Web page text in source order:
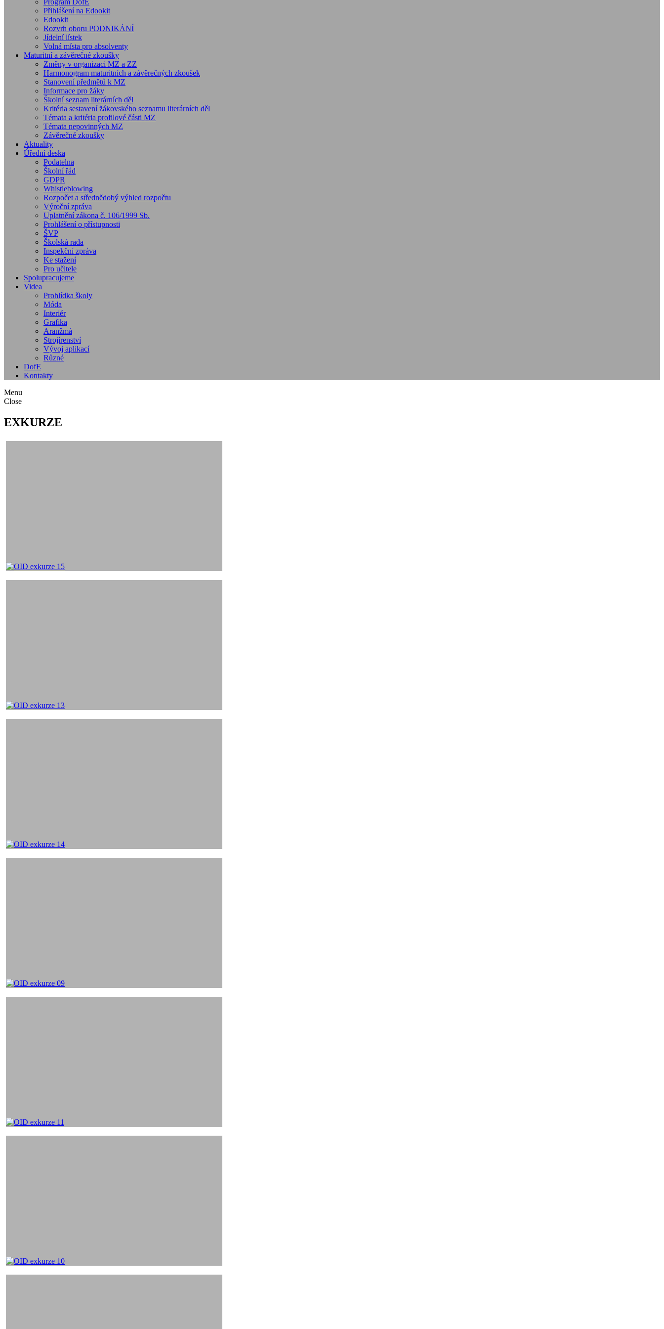
Program DofE
Přihlášení na Edookit
Edookit
Rozvrh oboru PODNIKÁNÍ
Jídelní lístek
Volná místa pro absolventy
Maturitní a závěrečné zkoušky
Změny v organizaci MZ a ZZ
Harmonogram maturitních a závěrečných zkoušek
Stanovení předmětů k MZ
Informace pro žáky
Školní seznam literárních děl
Kritéria sestavení žákovského seznamu literárních děl
Témata a kritéria profilové části MZ
Témata nepovinných MZ
Závěrečné zkoušky
Aktuality
Úřední deska
Podatelna
Školní řád
GDPR
Whistleblowing
Rozpočet a střednědobý výhled rozpočtu
Výroční zpráva
Uplatnění zákona č. 106/1999 Sb.
Prohlášení o přístupnosti
ŠVP
Školská rada
Inspekční zpráva
Ke stažení
Pro učitele
Spolupracujeme
Videa
Prohlídka školy
Móda
Interiér
Grafika
Aranžmá
Strojírenství
Vývoj aplikací
Různé
DofE
Kontakty
Menu
Close
EXKURZE